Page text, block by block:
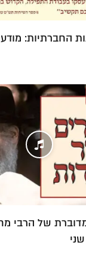
החברתיות:
של הרבי